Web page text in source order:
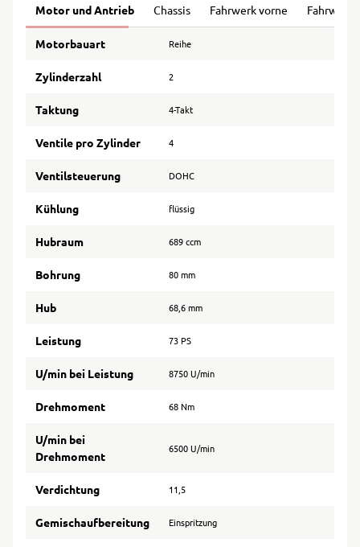
Motor und Antrieb Chassis Fahrwerk vorne Fahrwerk
Motorbauart Reihe
Zylinderzahl 2
Taktung 4-Takt
Ventile pro Zylinder 4
Ventilsteuerung DOHC
Kühlung flüssig
Hubraum 689 ccm
Bohrung 80 mm
Hub 68,6 mm
Leistung 73 PS
U/min bei Leistung 8750 U/min
Drehmoment 68 Nm
U/min bei
Drehmoment
6500 U/min
Verdichtung 11,5
Gemischaufbereitung Einspritzung